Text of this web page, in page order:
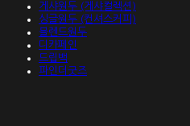
게샤원두 (게샤컬렉션)
싱글원두 (컨셔스커피)
블렌드원두
디카페인
드립백
파인더굿즈